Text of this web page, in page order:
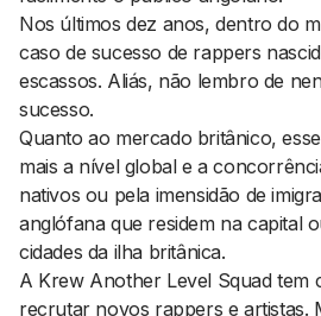
Nos últimos dez anos, dentro do
caso de sucesso de rappers
escassos. Aliás, não lembro de
sucesso.
Quanto ao mercado britânico,
mais a nível global e a
nativos ou pela imensidão de
anglófana que residem na capital
cidades da ilha britânica.
A Krew Another Level Squad tem
recrutar novos rappers e artistas.